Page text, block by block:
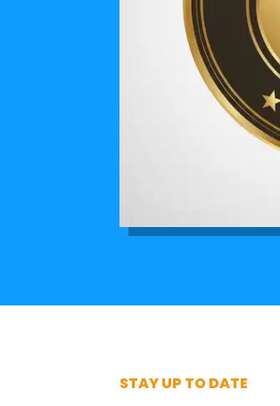
STAY UP TO DATE